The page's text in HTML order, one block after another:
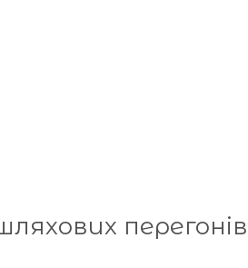
перегонів